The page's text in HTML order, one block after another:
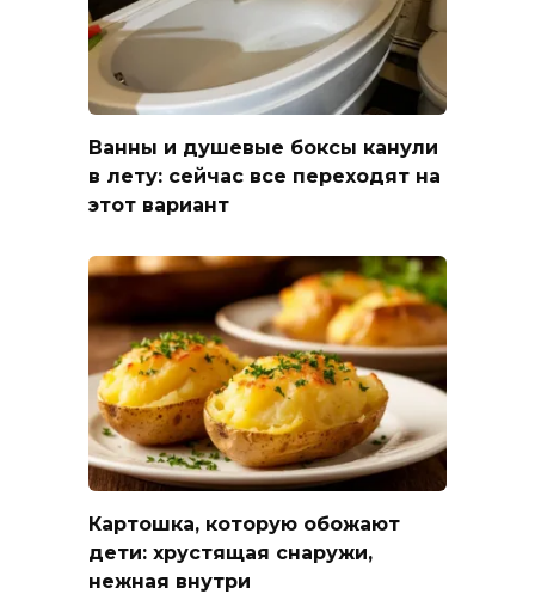
Ванны и душевые боксы канули
в лету: сейчас все переходят на
этот вариант
Картошка, которую обожают
дети: хрустящая снаружи,
нежная внутри